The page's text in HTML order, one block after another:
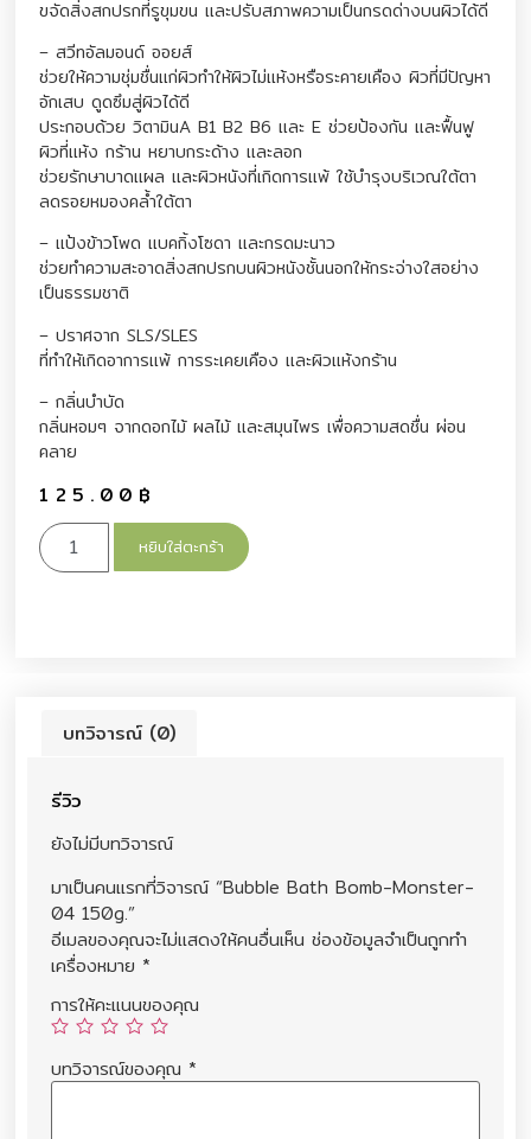
ขจัดสิ่งสกปรกที่รูขุมขน และปรับสภาพความเป็นกรดด่างบนผิวได้ดี
– สวีทอัลมอนด์ ออยส์
ช่วยให้ความชุ่มชื่นแก่ผิวทำให้ผิวไม่แห้งหรือระคายเคือง ผิวที่มีปัญหา
อักเสบ ดูดซึมสู่ผิวได้ดี
ประกอบด้วย วิตามินA B1 B2 B6 และ E ช่วยป้องกัน และฟื้นฟู
ผิวที่แห้ง กร้าน หยาบกระด้าง และลอก
ช่วยรักษาบาดแผล และผิวหนังที่เกิดการแพ้ ใช้บำรุงบริเวณใต้ตา
ลดรอยหมองคล้ำใต้ตา
– แป้งข้าวโพด แบคกิ้งโซดา และกรดมะนาว
ช่วยทำความสะอาดสิ่งสกปรกบนผิวหนังชั้นนอกให้กระจ่างใสอย่าง
เป็นธรรมชาติ
– ปราศจาก SLS/SLES
ที่ทำให้เกิดอาการแพ้ การระเคยเคือง และผิวแห้งกร้าน
– กลิ่นบำบัด
กลิ่นหอมๆ จากดอกไม้ ผลไม้ และสมุนไพร เพื่อความสดชื่น ผ่อน
คลาย
125.00 ฿
หยิบใส่ตะกร้า
บทวิจารณ์ (0)
รีวิว
ยังไม่มีบทวิจารณ์
มาเป็นคนแรกที่วิจารณ์ “Bubble Bath Bomb-Monster-
04 150g.”
อีเมลของคุณจะไม่แสดงให้คนอื่นเห็น ช่องข้อมูลจำเป็นถูกทำ
เครื่องหมาย *
การให้คะแนนของคุณ
บทวิจารณ์ของคุณ *